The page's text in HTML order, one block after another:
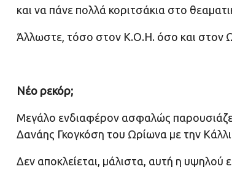
και να πάνε πολλά κοριτσάκια στο
Άλλωστε, τόσο στον Κ.Ο.Η. όσο και στον
Νέο ρεκόρ;
Μεγάλο ενδιαφέρον ασφαλώς
Δανάης Γκογκόση του Ωρίωνα με την
Δεν αποκλείεται, μάλιστα, αυτή η